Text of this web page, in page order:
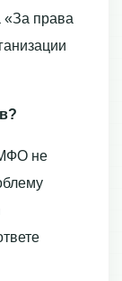
«За права
не